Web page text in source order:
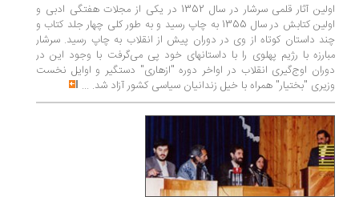
اولین آثار قلمی سرشار در سال 1352 در یکی از مجلات هفتگی ادبی و
اولین کتابش در سال 1355 به چاپ رسید و به طور کلی چهار جلد کتاب و
چند داستان کوتاه از وی در دوران پیش از انقلاب به چاپ رسید. سرشار
مبارزه با رژیم پهلوی را با داستانهای خود پی می‌گرفت با وجود این در
دوران اوج‌گیری انقلاب در اواخر دوره "ازهاری" دستگیر و اوایل نخست
وزیری "بختیار" همراه با خیل زندانیان سیاسی کشور آزاد شد. ...